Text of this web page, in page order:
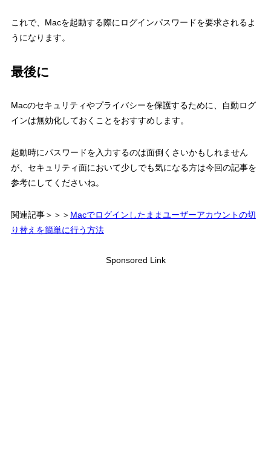
これで、Macを起動する際にログインパスワードを要求されるよ
うになります。
最後に
Macのセキュリティやプライバシーを保護するために、自動ログ
インは無効化しておくことをおすすめします。
起動時にパスワードを入力するのは面倒くさいかもしれません
が、セキュリティ面において少しでも気になる方は今回の記事を
参考にしてくださいね。
関連記事＞＞＞ Macでログインしたままユーザーアカウントの切
り替えを簡単に行う方法
Sponsored Link